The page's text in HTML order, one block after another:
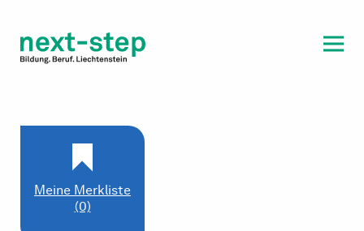
Beratung & Unterstützung
Meine Merkliste
(0)